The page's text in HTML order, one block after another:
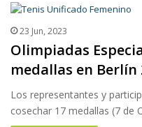
23 Jun, 2023
Olimpiadas
medallas en Berlín
Los representantes y
cosechar 17 medallas (7 de